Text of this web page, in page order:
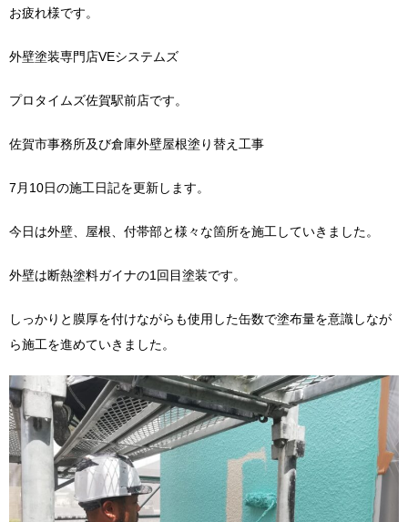
お疲れ様です。
外壁塗装専門店VEシステムズ
プロタイムズ佐賀駅前店です。
佐賀市事務所及び倉庫外壁屋根塗り替え工事
7月10日の施工日記を更新します。
今日は外壁、屋根、付帯部と様々な箇所を施工していきました。
外壁は断熱塗料ガイナの1回目塗装です。
しっかりと膜厚を付けながらも使用した缶数で塗布量を意識しなが
ら施工を進めていきました。